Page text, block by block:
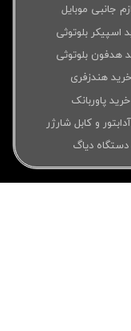
جانبی موبایل
اسپیکر بلوتوثی
هدفون بلوتوثی
خرید هندزفری
خرید پاوربانک
و کابل شارژر
دستگاه دیاگ